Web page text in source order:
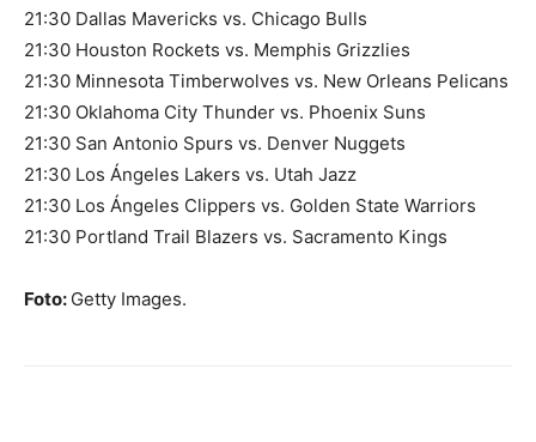
21:30 Dallas Mavericks vs. Chicago Bulls
21:30 Houston Rockets vs. Memphis Grizzlies
21:30 Minnesota Timberwolves vs. New Orleans Pelicans
21:30 Oklahoma City Thunder vs. Phoenix Suns
21:30 San Antonio Spurs vs. Denver Nuggets
21:30 Los Ángeles Lakers vs. Utah Jazz
21:30 Los Ángeles Clippers vs. Golden State Warriors
21:30 Portland Trail Blazers vs. Sacramento Kings
Foto: Getty Images.